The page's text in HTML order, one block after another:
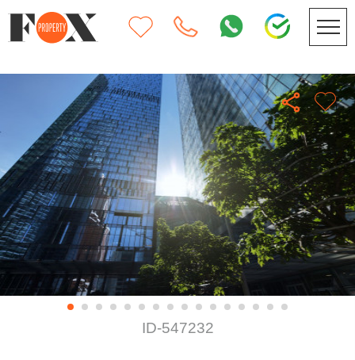
ID-547232